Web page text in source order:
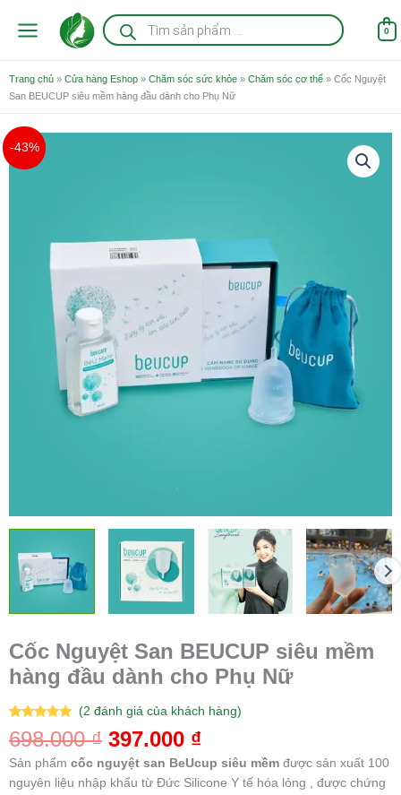
Tìm
kiếm
sản
0
Trang chủ » Cửa hàng Eshop » Chăm sóc sức khỏe » Chăm sóc cơ thể » Cốc Nguyệt
San BEUCUP siêu mềm hàng đầu dành cho Phụ Nữ
-43%
Cốc Nguyệt San BEUCUP siêu mềm
hàng đầu dành cho Phụ Nữ
5.00 trên 5
dựa trên
2
(2 đánh giá của khách hàng)
698.000₫ 397.000 ₫
Sản phẩm cốc nguyệt san BeUcup siêu mềm được sản xuất 100
nguyên liệu nhập khẩu từ Đức Silicone Y tế hóa lỏng , được chứng